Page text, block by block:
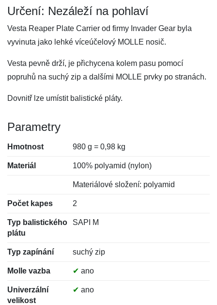
Určení: Nezáleží na pohlaví
Vesta Reaper Plate Carrier od firmy Invader Gear byla
vyvinuta jako lehké víceúčelový MOLLE nosič.
Vesta pevně drží, je přichycena kolem pasu pomocí
popruhů na suchý zip a dalšími MOLLE prvky po stranách.
Dovnitř lze umístit balistické pláty.
Parametry
Hmotnost 980 g = 0,98 kg
Materiál 100% polyamid (nylon)
Materiálové složení: polyamid
Počet kapes 2
Typ balistického
plátu
SAPI M
Typ zapínání suchý zip
Molle vazba ✔ ano
Univerzální
velikost
✔ ano